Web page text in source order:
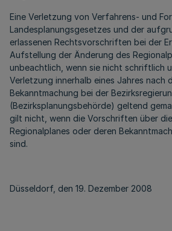
Eine Verletzung von Verfahrens- und
Landesplanungsgesetzes und der
erlassenen Rechtsvorschriften bei der
Aufstellung der Änderung des
unbeachtlich, wenn sie nicht schriftlich
Verletzung innerhalb eines Jahres nach
Bekanntmachung bei der
(Bezirksplanungsbehörde) geltend
gilt nicht, wenn die Vorschriften über
Regionalplanes oder deren
sind.
Düsseldorf, den 19. Dezember 2008